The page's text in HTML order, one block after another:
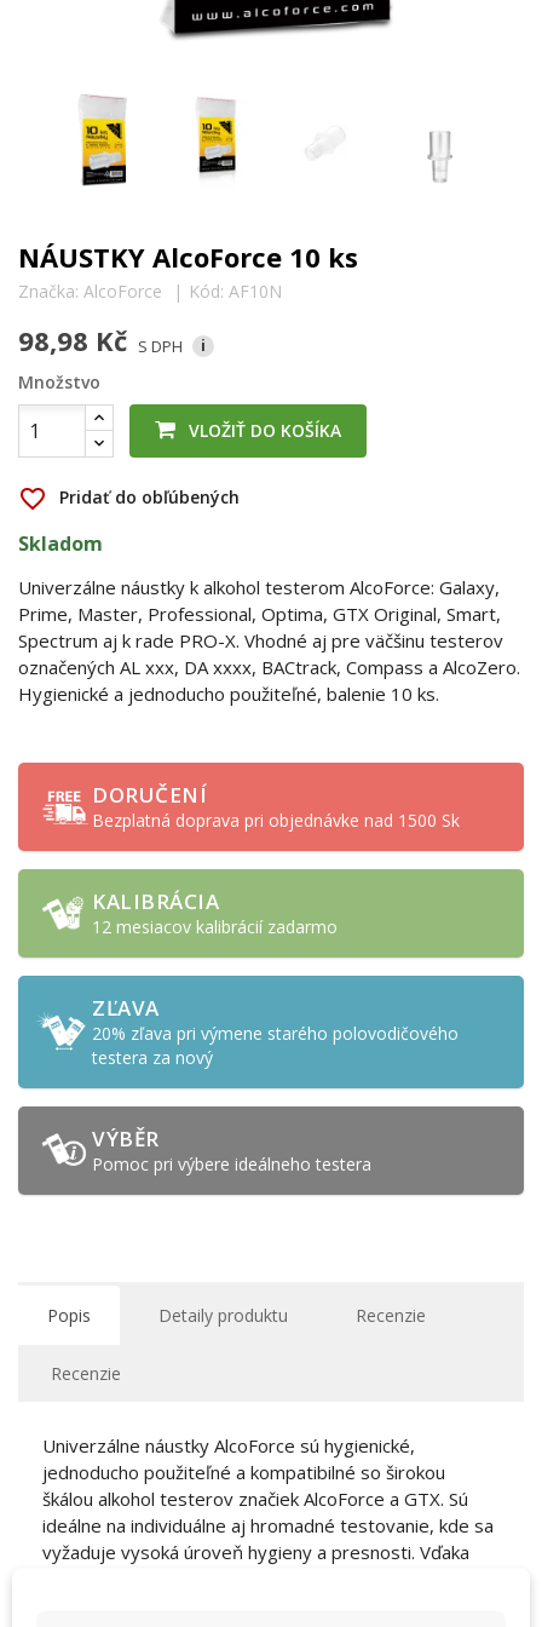
NÁUSTKY AlcoForce 10 ks
Značka: AlcoForce Kód: AF10N
98,98 Kč S DPH i
Množstvo
VLOŽIŤ DO KOŠÍKA
favorite_border Pridať do obľúbených
Skladom
Univerzálne náustky k alkohol testerom AlcoForce: Galaxy,
Prime, Master, Professional, Optima, GTX Original, Smart,
Spectrum aj k rade PRO-X. Vhodné aj pre väčšinu testerov
označených AL xxx, DA xxxx, BACtrack, Compass a AlcoZero.
Hygienické a jednoducho použiteľné, balenie 10 ks.
DORUČENÍ
Bezplatná doprava pri objednávke nad 1500 Sk
KALIBRÁCIA
12 mesiacov kalibrácií zadarmo
ZĽAVA
20% zľava pri výmene starého polovodičového
testera za nový
VÝBĚR
Pomoc pri výbere ideálneho testera
Popis Detaily produktu Recenzie
Recenzie
Univerzálne náustky AlcoForce sú hygienické,
jednoducho použiteľné a kompatibilné so širokou
škálou alkohol testerov značiek AlcoForce a GTX. Sú
ideálne na individuálne aj hromadné testovanie, kde sa
vyžaduje vysoká úroveň hygieny a presnosti. Vďaka